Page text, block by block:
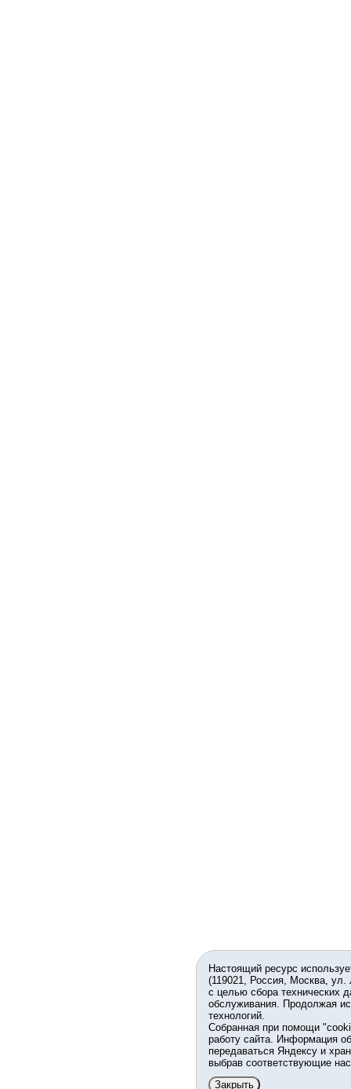
Настоящий ресурс
(119021, Россия, Москва,
с целью сбора технических
обслуживания. Продолжая
технологий.
Собранная при помощи
работу сайта. Информация
передаваться Яндексу и
выбрав соответствующие
Закрыть